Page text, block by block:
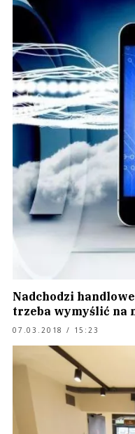
Nadchodzi
trzeba wymyślić na
07.03.2018 / 15:23